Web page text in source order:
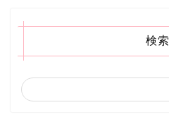
検索